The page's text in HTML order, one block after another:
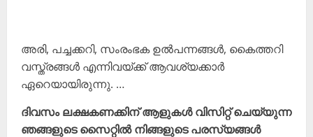
അരി, പച്ചക്കറി, സംരംഭക ഉൽപന്നങ്ങൾ, കൈത്തറി
വസ്ത്രങ്ങൾ എന്നിവയ്ക്ക് ആവശ്യക്കാർ
ഏറെയായിരുന്നു. …
ദിവസം ലക്ഷകണക്കിന് ആളുകൾ വിസിറ്റ് ചെയ്യുന്ന
ഞങ്ങളുടെ സൈറ്റിൽ നിങ്ങളുടെ പരസ്യങ്ങൾ